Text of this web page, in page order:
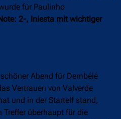
für Paulinho
2-, Iniesta mit wichtiger
Abend für Dembélé
Vertrauen von Valverde
und in der Startelf stand,
Treffer überhaupt für die